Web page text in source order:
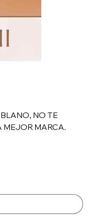
NO TE
MEJOR MARCA.